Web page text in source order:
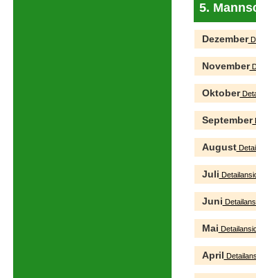
5.
Dezember
November
Oktober
September
August
Juli
Juni
Mai
April